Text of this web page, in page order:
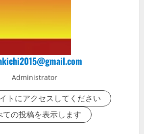
Administrator
トにアクセスしてください
ての投稿を表示します